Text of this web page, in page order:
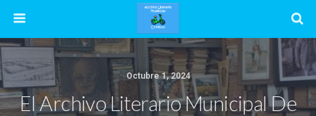
Octubre 1, 2024
El Archivo Literario Municipal De